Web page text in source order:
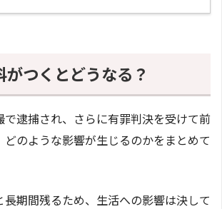
がつくとどうなる？
で逮捕され、さらに有罪判決を受けて前
のような影響が生じるのかをまとめて
期間残るため、生活への影響は決して